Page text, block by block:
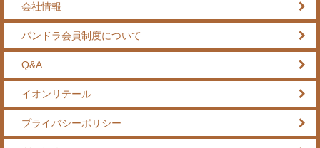
会社情報
パンドラ会員制度について
Q&A
イオンリテール
プライバシーポリシー